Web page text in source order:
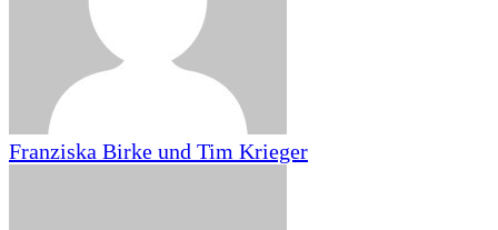
Franziska Birke und Tim Krieger